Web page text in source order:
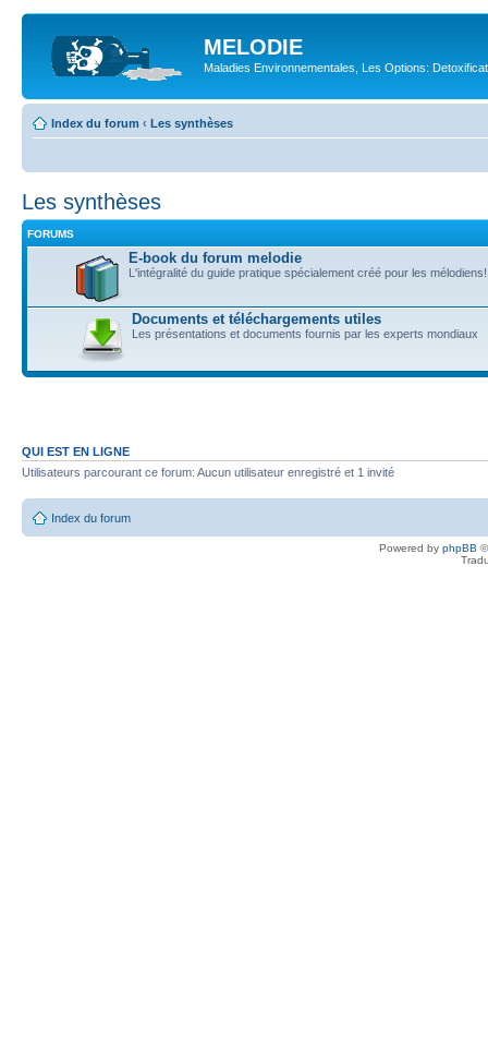
MELODIE
Maladies Environnementales, Les Options:
Index du forum ‹ Les synthèses
Les synthèses
FORUMS
E-book du forum melodie
L'intégralité du guide pratique spécialement créé pour les mélodiens!
Documents et téléchargements utiles
Les présentations et documents fournis par les experts mondiaux
QUI EST EN LIGNE
Utilisateurs parcourant ce forum: Aucun utilisateur enregistré et 1 invité
Index du forum
Powered by phpBB